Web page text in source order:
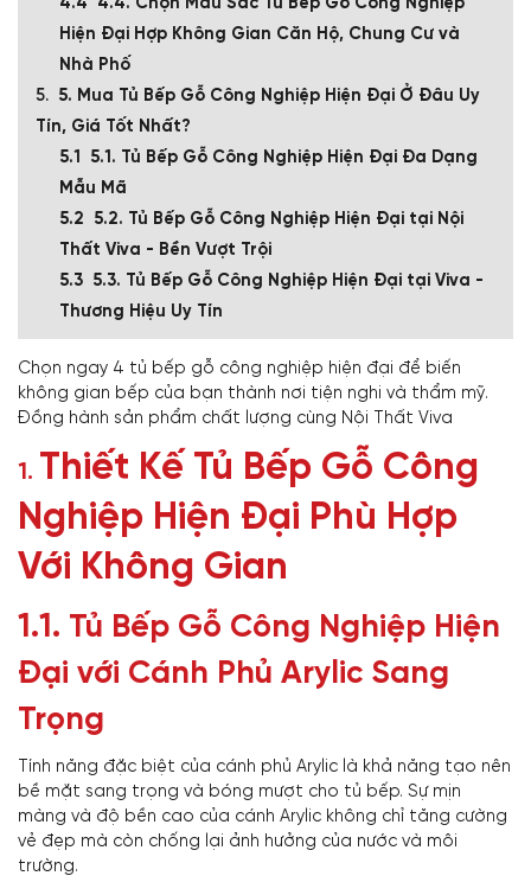
Hiện Đại Hợp Không Gian Căn Hộ, Chung Cư và
Nhà Phố
5. Mua Tủ Bếp Gỗ Công Nghiệp Hiện Đại Ở Đâu Uy
Tín, Giá Tốt Nhất?
5.1. Tủ Bếp Gỗ Công Nghiệp Hiện Đại Đa Dạng
Mẫu Mã
5.2. Tủ Bếp Gỗ Công Nghiệp Hiện Đại tại Nội
Thất Viva - Bền Vượt Trội
5.3. Tủ Bếp Gỗ Công Nghiệp Hiện Đại tại Viva -
Thương Hiệu Uy Tín
Chọn ngay 4 tủ bếp gỗ công nghiệp hiện đại để biến
không gian bếp của bạn thành nơi tiện nghi và thẩm mỹ.
Đồng hành sản phẩm chất lượng cùng Nội Thất Viva
1. Thiết Kế Tủ Bếp Gỗ Công
Nghiệp Hiện Đại Phù Hợp
Với Không Gian
1.1. Tủ Bếp Gỗ Công Nghiệp Hiện
Đại với Cánh Phủ Arylic Sang
Trọng
Tính năng đặc biệt của cánh phủ Arylic là khả năng tạo nên
bề mặt sang trọng và bóng mượt cho tủ bếp. Sự mịn
màng và độ bền cao của cánh Arylic không chỉ tăng cường
vẻ đẹp mà còn chống lại ảnh hưởng của nước và môi
trường.